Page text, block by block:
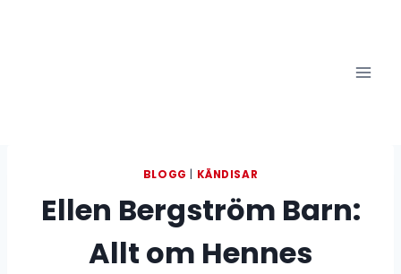
BLOGG KÄNDISAR
Ellen Bergström Barn:
Allt om Hennes